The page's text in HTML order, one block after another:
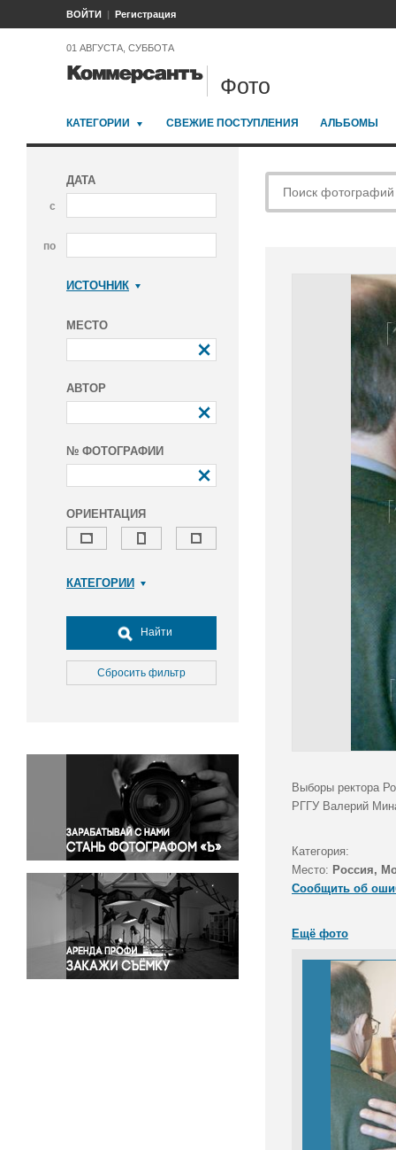
ВОЙТИ Регистрация
01 АВГУСТА, СУББОТА
Фото
КАТЕГОРИИ СВЕЖИЕ ПОСТУПЛЕНИЯ АЛЬБОМЫ
ДАТА
с
по
ИСТОЧНИК
МЕСТО
АВТОР
№ ФОТОГРАФИИ
ОРИЕНТАЦИЯ
КАТЕГОРИИ
Досуг, туризм и отдых
Культура
Медицина
Окружающая среда
Политика
Правосудие
Происшествия и конфликты
Религия
Светская жизнь
Спорт
Экология
Экономика и бизнес
Найти
Сбросить фильтр
Выборы ректора
РГГУ Валерий
Категория:
Место: Россия,
Сообщить об
Ещё фото